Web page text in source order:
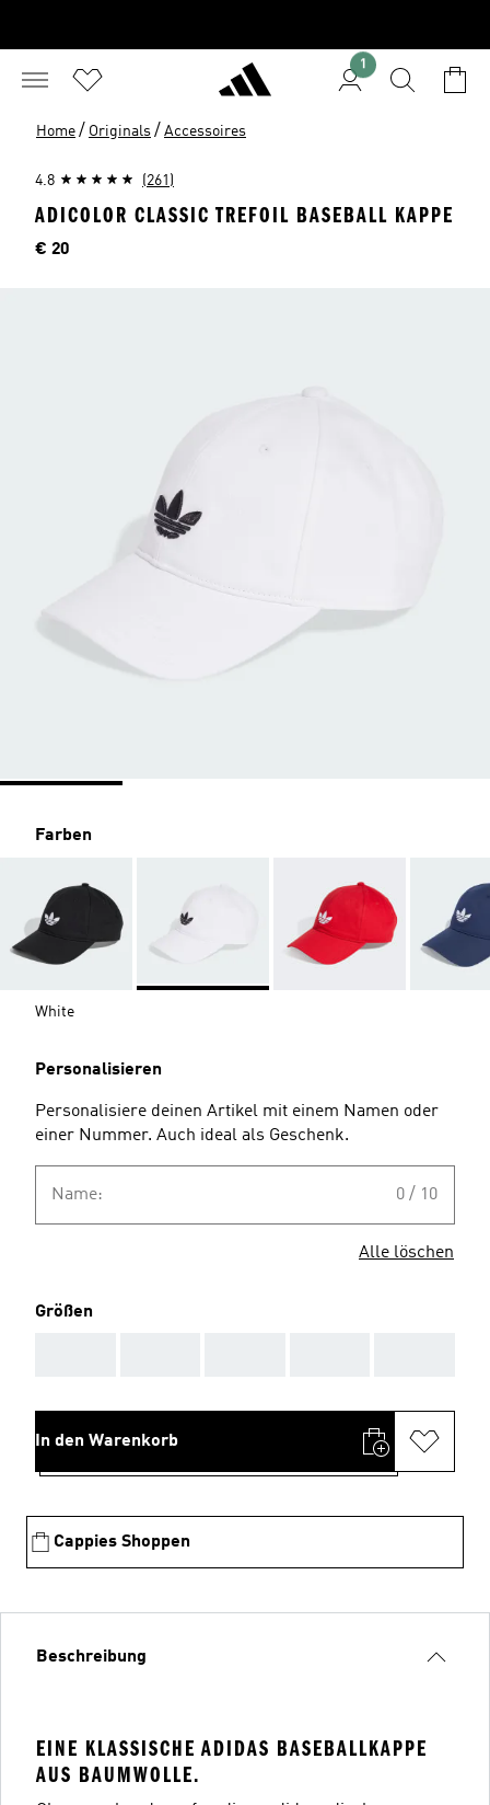
1
Home / Originals / Accessoires
4.8 (261)
ADICOLOR CLASSIC TREFOIL BASEBALL KAPPE
Preis
€ 20
Farben
White
Personalisieren
Personalisiere deinen Artikel mit einem Namen oder
einer Nummer. Auch ideal als Geschenk.
Name: 0 / 10
Alle löschen
Größen
In den Warenkorb
Cappies Shoppen
Beschreibung
EINE KLASSISCHE ADIDAS BASEBALLKAPPE
AUS BAUMWOLLE.